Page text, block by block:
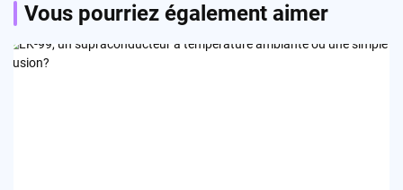
Vous pourriez également aimer